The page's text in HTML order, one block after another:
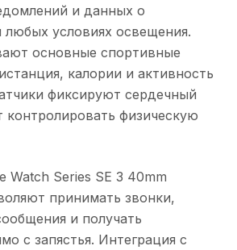
и данных о
любых условиях освещения.
основные спортивные
калории и активность
фиксируют сердечный
физическую
Watch Series SE 3 40mm
принимать звонки,
и получать
с запястья. Интеграция с